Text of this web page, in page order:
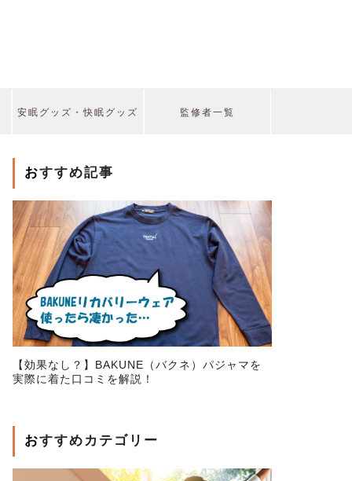
安眠グッズ・快眠グッズ 監修者一覧
おすすめ記事
【効果なし？】BAKUNE（バクネ）パジャマを
実際に着た口コミを解説！
おすすめカテゴリー